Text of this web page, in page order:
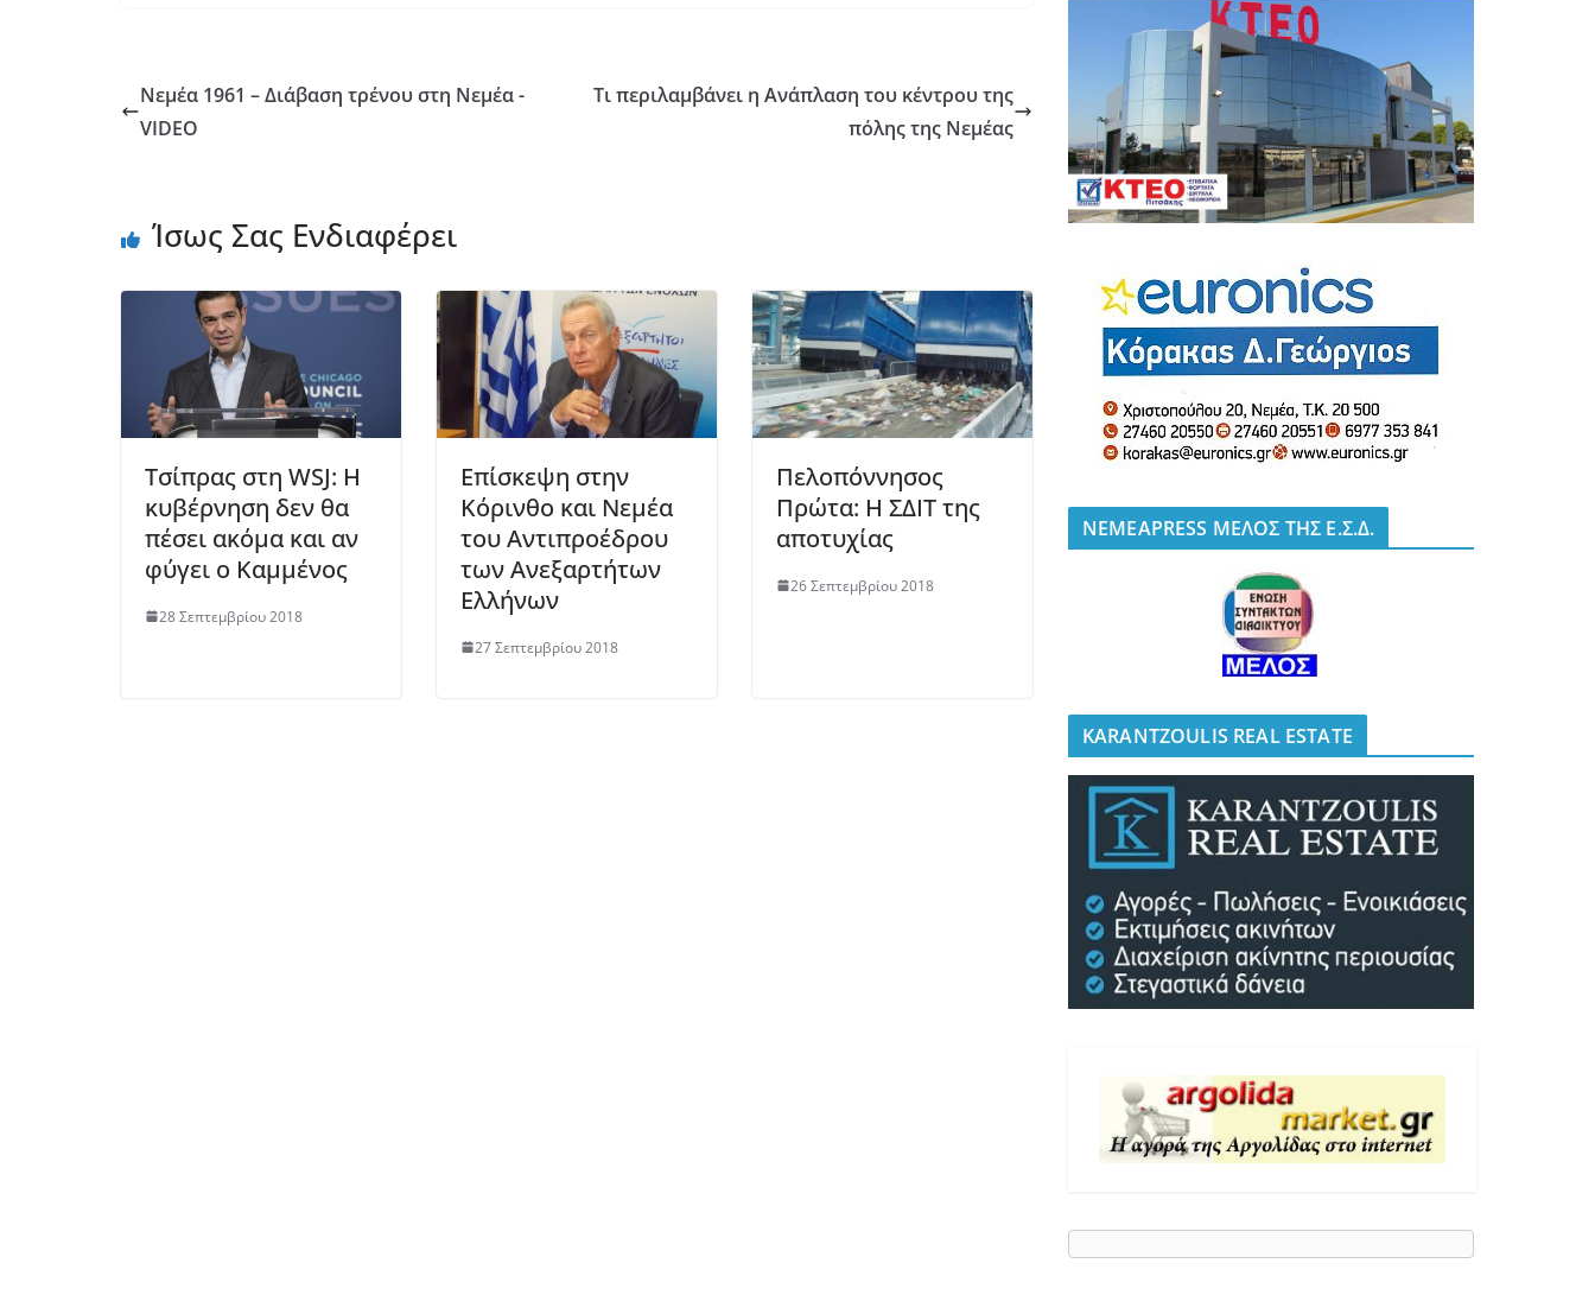
Νεμέα 1961 – Διάβαση τρένου στη Νεμέα -
VIDEO
Τι περιλαμβάνει η Ανάπλαση του κέντρου της
πόλης της Νεμέας
Ίσως Σας Ενδιαφέρει
Τσίπρας στη WSJ: Η
κυβέρνηση δεν θα
πέσει ακόμα και αν
φύγει ο Καμμένος
28 Σεπτεμβρίου 2018
Επίσκεψη στην
Κόρινθο και Νεμέα
του Αντιπροέδρου
των Ανεξαρτήτων
Ελλήνων
27 Σεπτεμβρίου 2018
Πελοπόννησος
Πρώτα: Η ΣΔΙΤ της
αποτυχίας
26 Σεπτεμβρίου 2018
NEMEAPRESS ΜΕΛΟΣ ΤΗΣ Ε.Σ.Δ.
KARANTZOULIS REAL ESTATE